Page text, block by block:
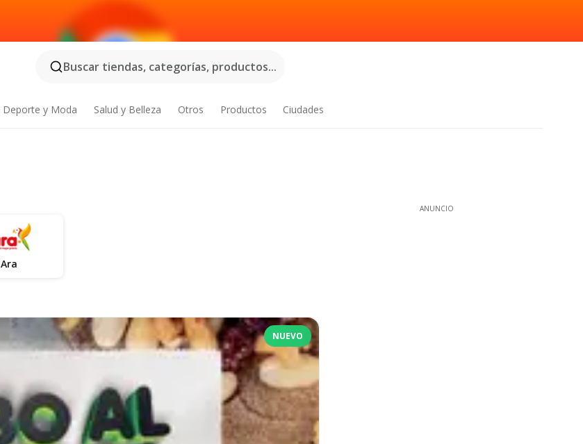
Buscar tiendas, categorías, productos...
Deporte y Moda Salud y Belleza Otros Productos Ciudades
Ara
NUEVO
ANUNCIO